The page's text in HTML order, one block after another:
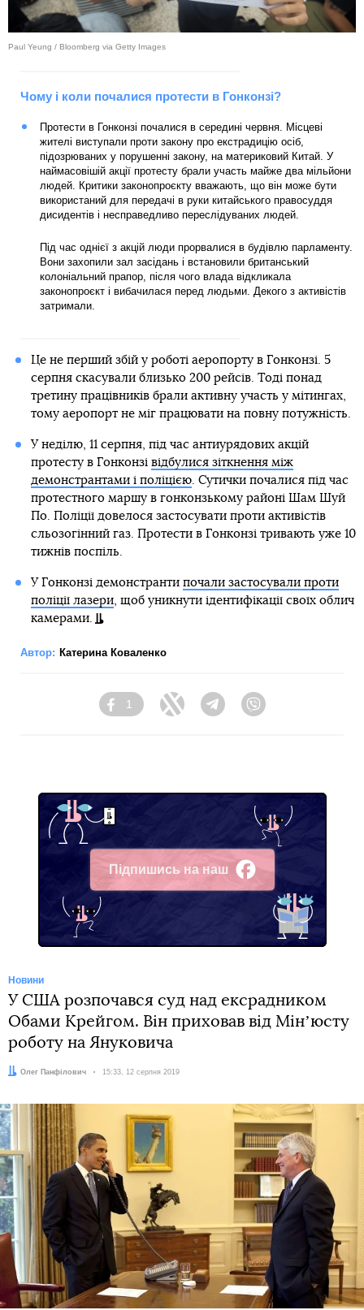
Paul Yeung / Bloomberg via Getty Images
Чому і коли почалися протести в Гонконзі?
Протести в Гонконзі почалися в середині червня. Місцеві
жителі виступали проти закону про екстрадицію осіб,
підозрюваних у порушенні закону, на материковий Китай. У
наймасовішій акції протесту брали участь майже два мільйони
людей. Критики законопроєкту вважають, що він може бути
використаний для передачі в руки китайського правосуддя
дисидентів і несправедливо переслідуваних людей.
Під час однієї з акцій люди прорвалися в будівлю парламенту.
Вони захопили зал засідань і встановили британський
колоніальний прапор, після чого влада відкликала
законопроєкт і вибачилася перед людьми. Декого з активістів
затримали.
Це не перший збій у роботі аеропорту в Гонконзі. 5
серпня скасували близько 200 рейсів. Тоді понад
третину працівників брали активну участь у мітингах,
тому аеропорт не міг працювати на повну потужність.
У неділю, 11 серпня, під час антиурядових акцій
протесту в Гонконзі відбулися зіткнення між
демонстрантами і поліцією. Сутички почалися під час
протестного маршу в гонконзькому районі Шам Шуй
По. Поліції довелося застосувати проти активістів
сльозогінний газ. Протести в Гонконзі тривають уже 10
тижнів поспіль.
У Гонконзі демонстранти почали застосували проти
поліції лазери, щоб уникнути ідентифікації своїх облич
камерами.
Автор: Катерина Коваленко
Facebook
1
Twitter Telegram
Підпишись на наш
Facebook
Новини
У США розпочався суд над ексрадником
Обами Крейгом. Він приховав від Мінʼюсту
роботу на Януковича
Автор:
Олег Панфілович Дата:
15:33, 12 серпня 2019